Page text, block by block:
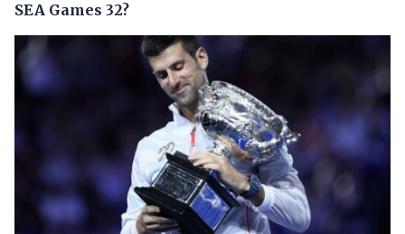
SEA Games 32?